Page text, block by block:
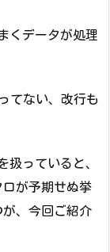
くデータが処理
てない、改行も
扱っていると、
が予期せぬ挙
、今回ご紹介